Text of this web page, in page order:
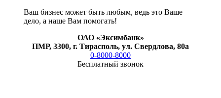
Ваш бизнес может быть любым, ведь это Ваше
дело, а наше Вам помогать!
ОАО «Эксимбанк»
ПМР, 3300, г. Тирасполь, ул. Свердлова, 80а
0-8000-8000
Бесплатный звонок